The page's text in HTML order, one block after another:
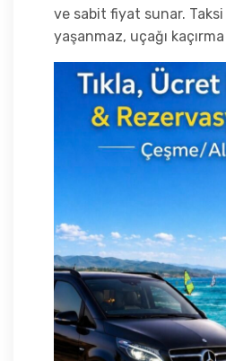
ve sabit fiyat sunar.
yaşanmaz, uçağı